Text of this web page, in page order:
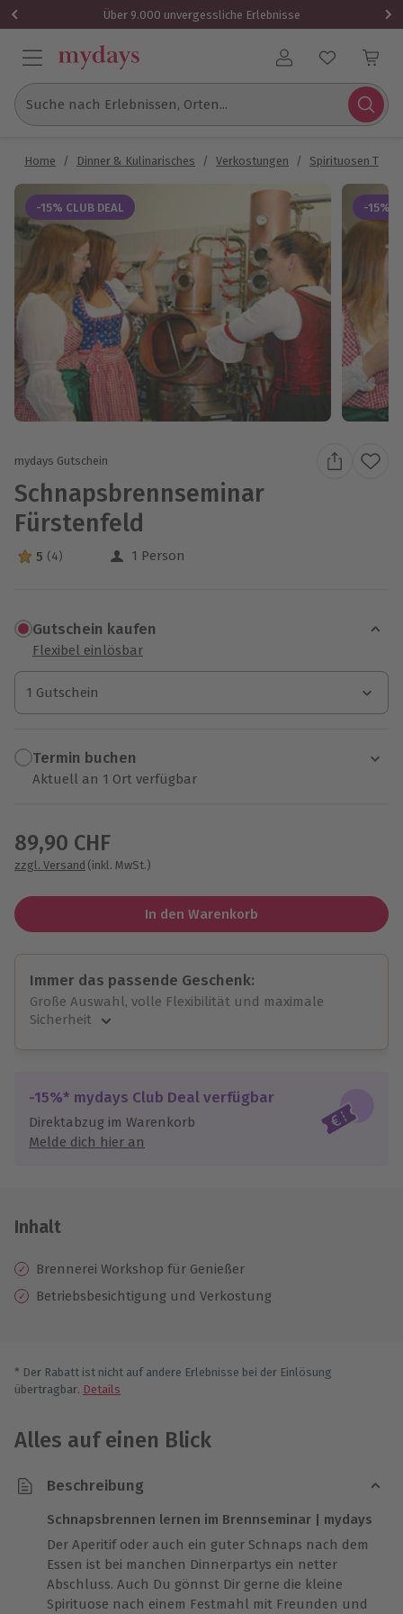
Über 9.000 unvergessliche Erlebnisse
Benutzerkonto
Suche nach Erlebnissen, Orten...
Home / Dinner & Kulinarisches / Verkostungen / Spirituosen
-15% CLUB DEAL -15%
mydays Gutschein
Schnapsbrennseminar
Fürstenfeld
5 Sterne von 5 aus 4 Bewertungen
5 (4) 1 Person
Gutschein kaufen
Flexibel einlösbar
1 Gutschein
1 Gutschein
1 Gutschein
Termin buchen
Aktuell an 1 Ort verfügbar
89,90 CHF
zzgl. Versand (inkl. MwSt.)
In den Warenkorb
Immer das passende Geschenk:
Große Auswahl, volle Flexibilität und maximale
Sicherheit
Jeder Gutschein für alle Erlebnisse einlösbar.
Maximale Sicherheit
10 Jahre gültig & verlängerbar.
-15%* mydays Club Deal verfügbar
Direktabzug im Warenkorb
Melde dich hier an
Inhalt
Brennerei Workshop für Genießer
Betriebsbesichtigung und Verkostung
* Der Rabatt ist nicht auf andere Erlebnisse bei der Einlösung
übertragbar. Details
Alles auf einen Blick
Beschreibung
Schnapsbrennen lernen im Brennseminar | mydays
Der Aperitif oder auch ein guter Schnaps nach dem
Essen ist bei manchen Dinnerpartys ein netter
Abschluss. Auch Du gönnst Dir gerne die kleine
Spirituose nach einem Festmahl mit Freunden und